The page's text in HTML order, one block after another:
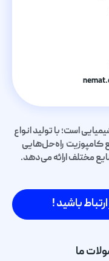
است؛ با تولید انواع
کامپوزیت راه‌حل‌هایی
مختلف ارائه می‌دهد.
باشید !
ما